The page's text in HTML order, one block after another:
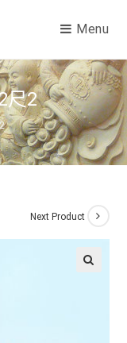
Menu
尺2
Next Product